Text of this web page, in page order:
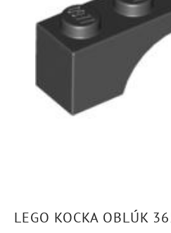
LEGO KOCKA OBLÚK